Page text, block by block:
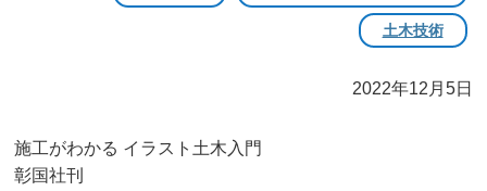
土木技術
2022年12月5日
施工がわかる イラスト土木入門
彰国社刊